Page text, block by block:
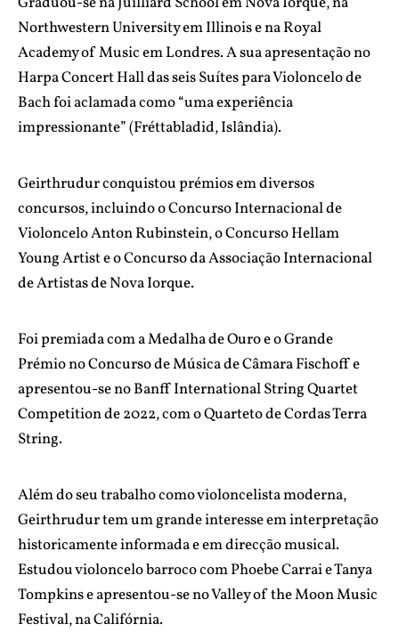
Northwestern University em Illinois e na Royal
Academy of Music em Londres. A sua apresentação no
Harpa Concert Hall das seis Suítes para Violoncelo de
Bach foi aclamada como “uma experiência
impressionante” (Fréttabladid, Islândia).
Geirthrudur conquistou prémios em diversos
concursos, incluindo o Concurso Internacional de
Violoncelo Anton Rubinstein, o Concurso Hellam
Young Artist e o Concurso da Associação Internacional
de Artistas de Nova Iorque.
Foi premiada com a Medalha de Ouro e o Grande
Prémio no Concurso de Música de Câmara Fischoff e
apresentou-se no Banff International String Quartet
Competition de 2022, com o Quarteto de Cordas Terra
String.
Além do seu trabalho como violoncelista moderna,
Geirthrudur tem um grande interesse em interpretação
historicamente informada e em direcção musical.
Estudou violoncelo barroco com Phoebe Carrai e Tanya
Tompkins e apresentou-se no Valley of the Moon Music
Festival, na Califórnia.